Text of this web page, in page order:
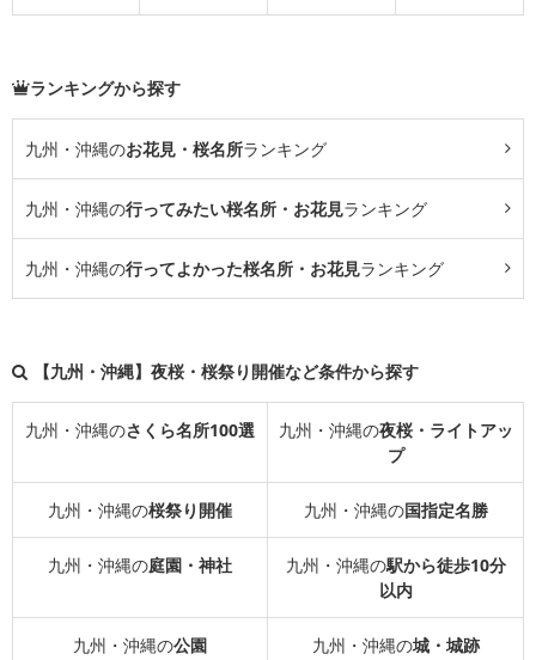
ランキングから探す
九州・沖縄のお花見・桜名所ランキング
九州・沖縄の行ってみたい桜名所・お花見ランキング
九州・沖縄の行ってよかった桜名所・お花見ランキング
【九州・沖縄】夜桜・桜祭り開催など条件から探す
九州・沖縄のさくら名所100選 九州・沖縄の夜桜・ライトアッ
プ
九州・沖縄の桜祭り開催 九州・沖縄の国指定名勝
九州・沖縄の庭園・神社 九州・沖縄の駅から徒歩10分
以内
九州・沖縄の公園 九州・沖縄の城・城跡